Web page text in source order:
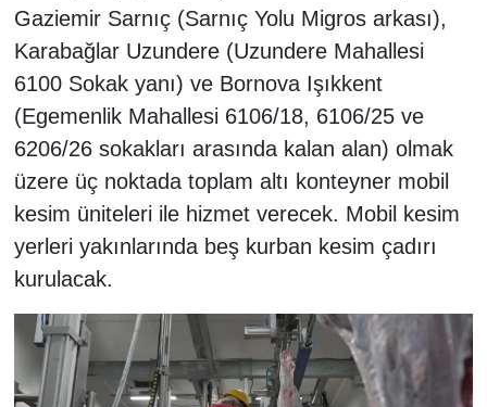
Gaziemir Sarnıç (Sarnıç Yolu Migros arkası),
Karabağlar Uzundere (Uzundere Mahallesi
6100 Sokak yanı) ve Bornova Işıkkent
(Egemenlik Mahallesi 6106/18, 6106/25 ve
6206/26 sokakları arasında kalan alan) olmak
üzere üç noktada toplam altı konteyner mobil
kesim üniteleri ile hizmet verecek. Mobil kesim
yerleri yakınlarında beş kurban kesim çadırı
kurulacak.